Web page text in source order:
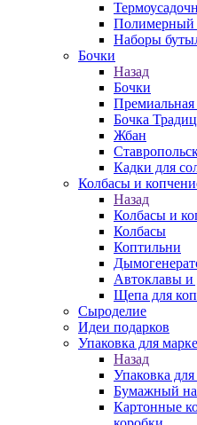
Полимерный
Наборы
Бочки
Назад
Бочки
Премиальная
Бочка
Жбан
Кадки для
Колбасы и
Назад
Колбасы и
Колбасы
Коптильни
Автоклавы и
Щепа для
Сыроделие
Идеи подарков
Упаковка для
Назад
Упаковка
Бумажный
Картонные